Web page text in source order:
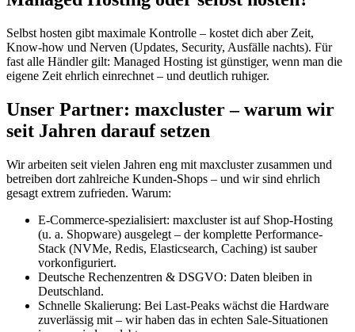
Selbst hosten gibt maximale Kontrolle – kostet dich aber Zeit,
Know-how und Nerven (Updates, Security, Ausfälle nachts). Für
fast alle Händler gilt: Managed Hosting ist günstiger, wenn man die
eigene Zeit ehrlich einrechnet – und deutlich ruhiger.
Unser Partner: maxcluster – warum wir
seit Jahren darauf setzen
Wir arbeiten seit vielen Jahren eng mit maxcluster zusammen und
betreiben dort zahlreiche Kunden-Shops – und wir sind ehrlich
gesagt extrem zufrieden. Warum:
E-Commerce-spezialisiert: maxcluster ist auf Shop-Hosting
(u. a. Shopware) ausgelegt – der komplette Performance-
Stack (NVMe, Redis, Elasticsearch, Caching) ist sauber
vorkonfiguriert.
Deutsche Rechenzentren & DSGVO: Daten bleiben in
Deutschland.
Schnelle Skalierung: Bei Last-Peaks wächst die Hardware
zuverlässig mit – wir haben das in echten Sale-Situationen